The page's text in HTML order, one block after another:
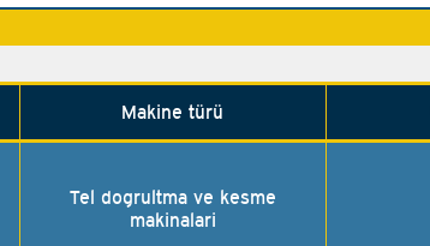
Makine türü
Tel dogrultma ve kesme
makinalari